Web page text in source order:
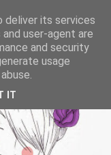
deliver its services
user-agent are
and security
usage
IT